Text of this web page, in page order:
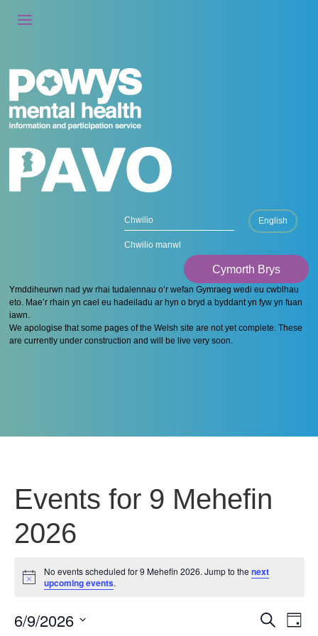
Chwilio manwl
English
Cymorth Brys
Ymddiheurwn nad yw rhai tudalennau o’r wefan Gymraeg wedi eu cwblhau
eto. Mae’r rhain yn cael eu hadeiladu ar hyn o bryd a byddant yn fyw yn fuan
iawn.
We apologise that some pages of the Welsh site are not yet complete. These
are currently under construction and will be live very soon.
Events for 9 Mehefin
2026
Notice
No events scheduled for 9 Mehefin 2026. Jump to thenext
upcoming events.
Search
Day
6/9/2026